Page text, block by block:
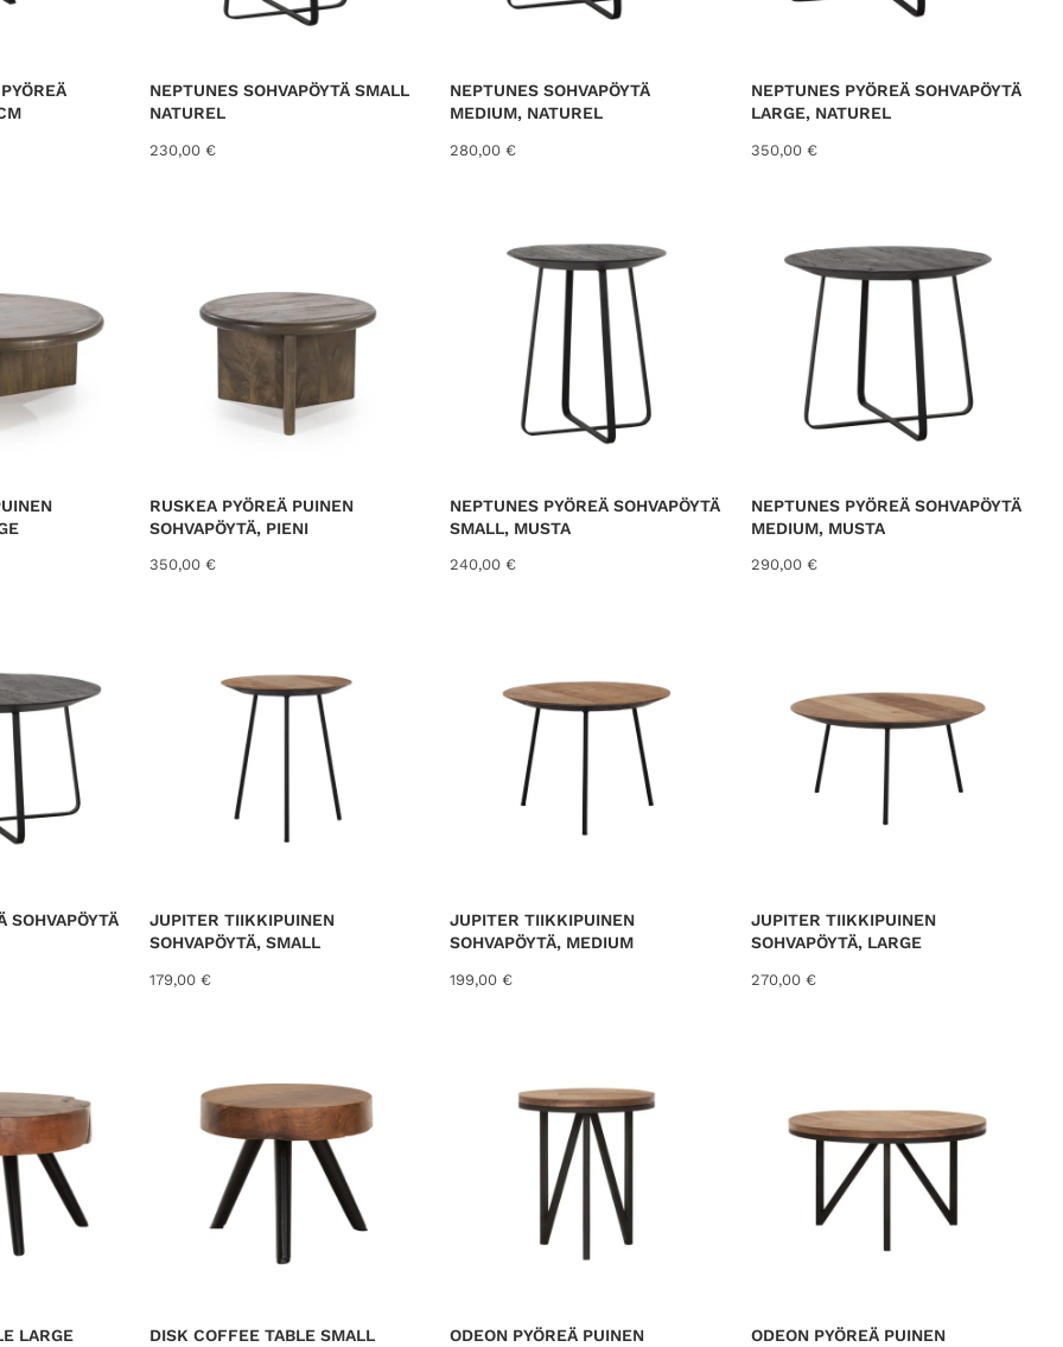
NEPTUNES SOHVAPÖYTÄ SMALL
NATUREL
230,00 €
NEPTUNES SOHVAPÖYTÄ
MEDIUM, NATUREL
280,00 €
NEPTUNES PYÖREÄ SOHVAPÖYTÄ
LARGE, NATUREL
350,00 €
RUSKEA PYÖREÄ PUINEN
SOHVAPÖYTÄ, PIENI
350,00 €
NEPTUNES PYÖREÄ SOHVAPÖYTÄ
SMALL, MUSTA
240,00 €
NEPTUNES PYÖREÄ SOHVAPÖYTÄ
MEDIUM, MUSTA
290,00 €
SOHVAPÖYTÄ
JUPITER TIIKKIPUINEN
SOHVAPÖYTÄ, SMALL
179,00 €
JUPITER TIIKKIPUINEN
SOHVAPÖYTÄ, MEDIUM
199,00 €
JUPITER TIIKKIPUINEN
SOHVAPÖYTÄ, LARGE
270,00 €
LARGE DISK COFFEE TABLE SMALL
ODEON PYÖREÄ PUINEN
ODEON PYÖREÄ PUINEN